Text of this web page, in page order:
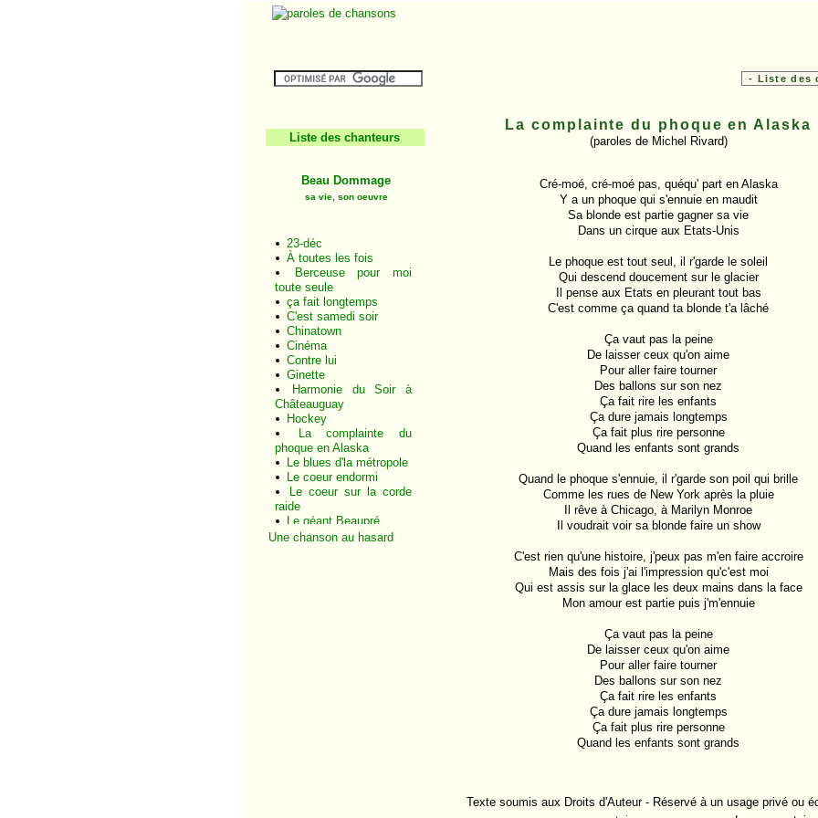
Liste des chanteurs
Beau Dommage
sa vie, son oeuvre
23-déc
À toutes les fois
Berceuse pour moi
toute seule
ça fait longtemps
C'est samedi soir
Chinatown
Cinéma
Contre lui
Ginette
Harmonie du Soir à
Châteauguay
Hockey
La complainte du
phoque en Alaska
Le blues d'la métropole
Le coeur endormi
Le coeur sur la corde
raide
Le géant Beaupré
Le passager de l'heure
Une chanson au hasard
La complainte du phoque en Alaska
(paroles de Michel Rivard)
Cré-moé, cré-moé pas, quéqu' part en Alaska
Y a un phoque qui s'ennuie en maudit
Sa blonde est partie gagner sa vie
Dans un cirque aux Etats-Unis
Le phoque est tout seul, il r'garde le soleil
Qui descend doucement sur le glacier
Il pense aux Etats en pleurant tout bas
C'est comme ça quand ta blonde t'a lâché
Ça vaut pas la peine
De laisser ceux qu'on aime
Pour aller faire tourner
Des ballons sur son nez
Ça fait rire les enfants
Ça dure jamais longtemps
Ça fait plus rire personne
Quand les enfants sont grands
Quand le phoque s'ennuie, il r'garde son poil qui brille
Comme les rues de New York après la pluie
Il rêve à Chicago, à Marilyn Monroe
Il voudrait voir sa blonde faire un show
C'est rien qu'une histoire, j'peux pas m'en faire accroire
Mais des fois j'ai l'impression qu'c'est moi
Qui est assis sur la glace les deux mains dans la face
Mon amour est partie puis j'm'ennuie
Ça vaut pas la peine
De laisser ceux qu'on aime
Pour aller faire tourner
Des ballons sur son nez
Ça fait rire les enfants
Ça dure jamais longtemps
Ça fait plus rire personne
Quand les enfants sont grands
Texte soumis aux Droits d'Auteur - Réservé à un usage privé ou